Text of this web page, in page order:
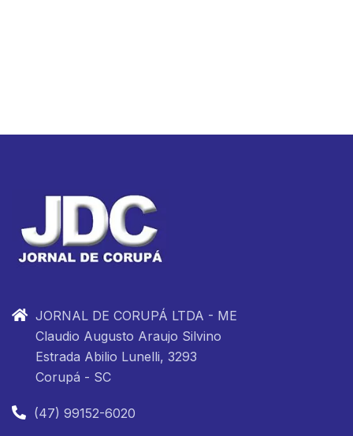
JORNAL DE CORUPÁ LTDA - ME
Claudio Augusto Araujo Silvino
Estrada Abilio Lunelli, 3293
Corupá - SC
(47) 99152-6020